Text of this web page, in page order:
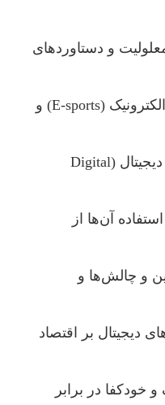
و دستاوردهای
مستندسازی از ورزش‌های الکترونیک (E-sports) و
بررسی پدیده خانه‌به‌دوشی دیجیتال (Digital
آن‌ها از
و چالش‌ها و
دیجیتال بر اقتصاد
خودکفا در برابر